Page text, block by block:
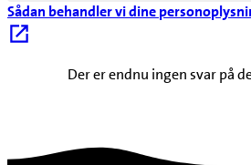
Sådan behandler vi dine
Der er endnu ingen svar på